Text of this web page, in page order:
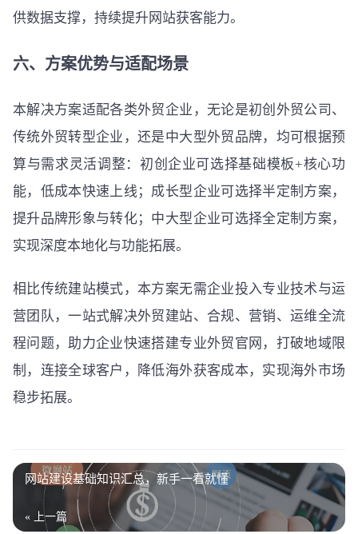
供数据支撑，持续提升网站获客能力。
六、方案优势与适配场景
本解决方案适配各类外贸企业，无论是初创外贸公司、
传统外贸转型企业，还是中大型外贸品牌，均可根据预
算与需求灵活调整：初创企业可选择基础模板+核心功
能，低成本快速上线；成长型企业可选择半定制方案，
提升品牌形象与转化；中大型企业可选择全定制方案，
实现深度本地化与功能拓展。
相比传统建站模式，本方案无需企业投入专业技术与运
营团队，一站式解决外贸建站、合规、营销、运维全流
程问题，助力企业快速搭建专业外贸官网，打破地域限
制，连接全球客户，降低海外获客成本，实现海外市场
稳步拓展。
网站建设基础知识汇总，新手一看就懂
« 上一篇